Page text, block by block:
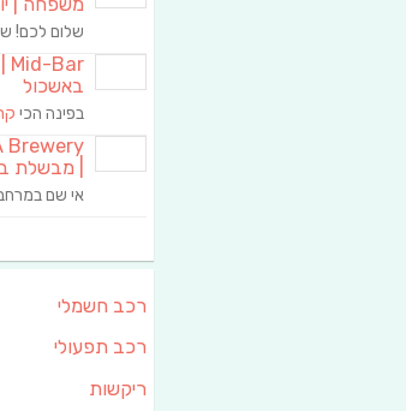
שלום לכם!
באשכול
בפינה הכי
| מבשלת
אי שם
רכב חשמלי
רכב תפעולי
ריקשות